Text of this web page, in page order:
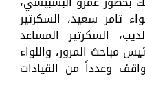
تامر سعيد، السكرتير
السكرتير المساعد
مباحث المرور، واللواء
وعدداً من القيادات